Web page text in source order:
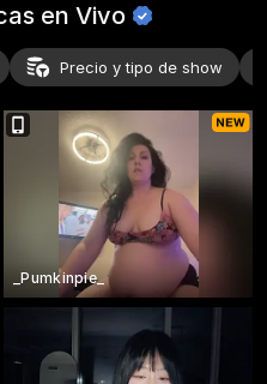
en Vivo
Precio y tipo de show
_Pumkinpie_